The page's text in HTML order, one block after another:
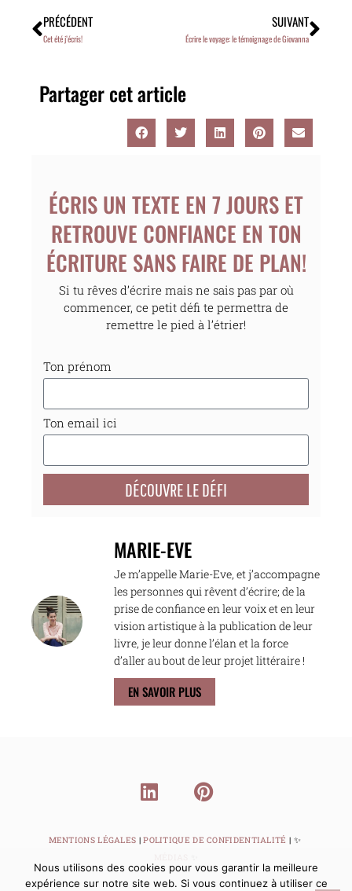
PRÉCÉDENT
Cet été j’écris!
SUIVANT
Écrire le voyage: le témoignage de Giovanna
Partager cet article
ÉCRIS UN TEXTE EN 7 JOURS ET
RETROUVE CONFIANCE EN TON
ÉCRITURE SANS FAIRE DE PLAN!
Si tu rêves d’écrire mais ne sais pas par où
commencer, ce petit défi te permettra de
remettre le pied à l’étrier!
Ton prénom
Ton email ici
DÉCOUVRE LE DÉFI
MARIE-EVE
Je m’appelle Marie-Eve, et j’accompagne
les personnes qui rêvent d’écrire; de la
prise de confiance en leur voix et en leur
vision artistique à la publication de leur
livre, je leur donne l’élan et la force
d’aller au bout de leur projet littéraire !
EN SAVOIR PLUS
MENTIONS LÉGALES |POLITIQUE DE CONFIDENTIALITÉ | ✨⁠
Nous utilisons des cookies pour vous garantir la meilleure
expérience sur notre site web. Si vous continuez à utiliser ce